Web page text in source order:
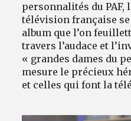
personnalités du PAF,
télévision française
album que l’on
travers l’audace et
« grandes dames du
mesure le précieux
et celles qui font la